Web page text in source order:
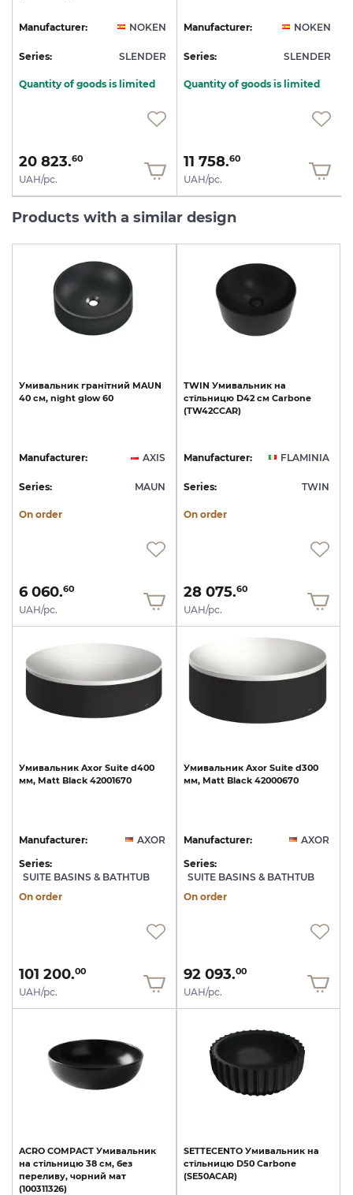
Manufacturer: NOKEN
Series: SLENDER
Quantity of goods is limited
20 823.60
UAH/pc.
Manufacturer: NOKEN
Series: SLENDER
Quantity of goods is limited
11 758.60
UAH/pc.
Products with a similar design
Умивальник гранітний MAUN
40 см, night glow 60
Manufacturer: AXIS
Series: MAUN
On order
6 060.60
UAH/pc.
TWIN Умивальник на
стільницю D42 см Carbone
(TW42CCAR)
Manufacturer: FLAMINIA
Series: TWIN
On order
28 075.60
UAH/pc.
Умивальник Axor Suite d400
мм, Matt Black 42001670
Manufacturer:
AXOR
Series:
SUITE BASINS & BATHTUB
On order
101 200.00
UAH/pc.
Умивальник Axor Suite d300
мм, Matt Black 42000670
Manufacturer:
AXOR
Series:
SUITE BASINS & BATHTUB
On order
92 093.00
UAH/pc.
ACRO COMPACT Умивальник
на стільницю 38 см, без
переливу, чорний мат
(100311326)
SETTECENTO Умивальник на
стільницю D50 Carbone
(SE50ACAR)